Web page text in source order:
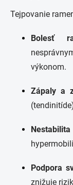
Tejpovanie
Bolesť
výkonom.
Zápaly a
Podpora
znižuje